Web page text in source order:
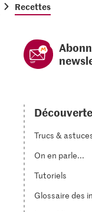
Recettes
Trucs &
On en parle...
Tutoriels
Glossaire des